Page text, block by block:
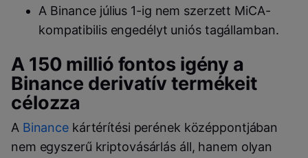
A Binance július 1-ig nem szerzett MiCA-
kompatibilis engedélyt uniós tagállamban.
A 150 millió fontos igény a
Binance derivatív termékeit
célozza
A Binance kártérítési perének középpontjában
nem egyszerű kriptovásárlás áll, hanem olyan